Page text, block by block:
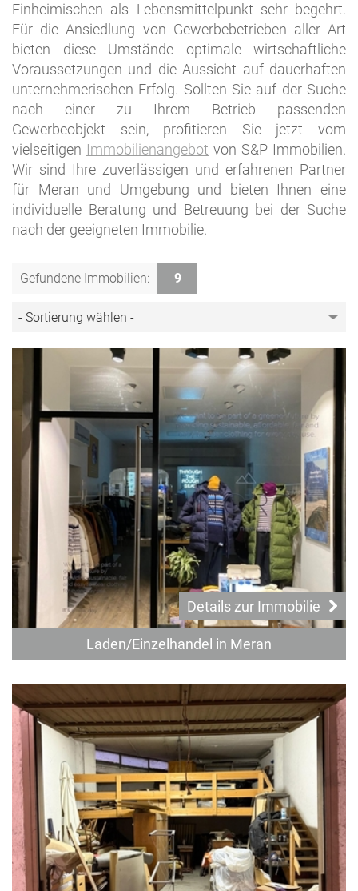
Einheimischen als Lebensmittelpunkt sehr begehrt.
Für die Ansiedlung von Gewerbebetrieben aller Art
bieten diese Umstände optimale wirtschaftliche
Voraussetzungen und die Aussicht auf dauerhaften
unternehmerischen Erfolg. Sollten Sie auf der Suche
nach einer zu Ihrem Betrieb passenden
Gewerbeobjekt sein, profitieren Sie jetzt vom
vielseitigen Immobilienangebot von S&P Immobilien.
Wir sind Ihre zuverlässigen und erfahrenen Partner
für Meran und Umgebung und bieten Ihnen eine
individuelle Beratung und Betreuung bei der Suche
nach der geeigneten Immobilie.
Gefundene Immobilien: 9
Details zur Immobilie
Laden/Einzelhandel in Meran